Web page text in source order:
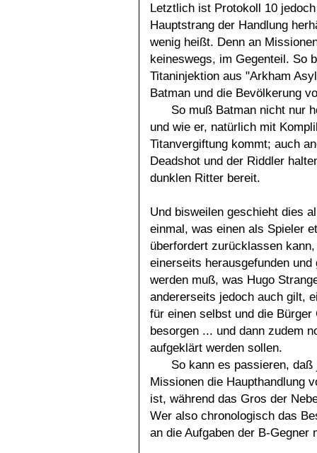
Letztlich ist Protokoll 10
Hauptstrang der Handlung
wenig heißt. Denn an
keineswegs, im Gegenteil. So
Titaninjektion aus "Arkham
Batman und die Bevölkerung
So muß Batman nicht nur
und wie er, natürlich mit
Titanvergiftung kommt; auch
Deadshot und der Riddler
dunklen Ritter bereit.
Und bisweilen geschieht dies
einmal, was einen als Spieler
überfordert zurücklassen
einerseits herausgefunden und
werden muß, was Hugo
andererseits jedoch auch gilt,
für einen selbst und die Bürger
besorgen ... und dann zudem
aufgeklärt werden sollen.
So kann es passieren,
Missionen die Haupthandlung
ist, während das Gros der
Wer also chronologisch das
an die Aufgaben der B-Gegner